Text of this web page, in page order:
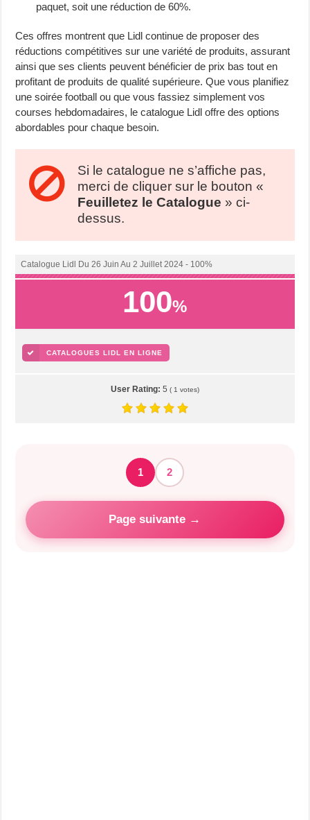
paquet, soit une réduction de 60%.
Ces offres montrent que Lidl continue de proposer des
réductions compétitives sur une variété de produits, assurant
ainsi que ses clients peuvent bénéficier de prix bas tout en
profitant de produits de qualité supérieure. Que vous planifiez
une soirée football ou que vous fassiez simplement vos
courses hebdomadaires, le catalogue Lidl offre des options
abordables pour chaque besoin.
Si le catalogue ne s’affiche pas,
merci de cliquer sur le bouton «
Feuilletez le Catalogue » ci-
dessus.
Catalogue Lidl Du 26 Juin Au 2 Juillet 2024 - 100%
100%
CATALOGUES LIDL EN LIGNE
User Rating: 5 ( 1 votes)
1 2
Page suivante →